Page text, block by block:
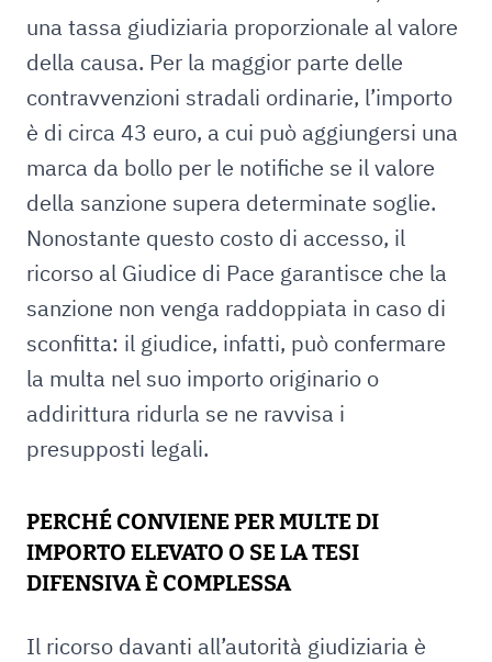
una tassa giudiziaria proporzionale al valore
della causa. Per la maggior parte delle
contravvenzioni stradali ordinarie, l’importo
è di circa 43 euro, a cui può aggiungersi una
marca da bollo per le notifiche se il valore
della sanzione supera determinate soglie.
Nonostante questo costo di accesso, il
ricorso al Giudice di Pace garantisce che la
sanzione non venga raddoppiata in caso di
sconfitta: il giudice, infatti, può confermare
la multa nel suo importo originario o
addirittura ridurla se ne ravvisa i
presupposti legali.
PERCHÉ CONVIENE PER MULTE DI
IMPORTO ELEVATO O SE LA TESI
DIFENSIVA È COMPLESSA
Il ricorso davanti all’autorità giudiziaria è